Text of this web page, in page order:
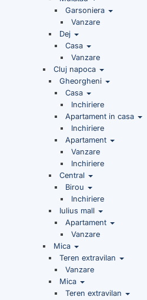
Garsoniera
Vanzare
Dej
Casa
Vanzare
Cluj napoca
Gheorgheni
Casa
Inchiriere
Apartament in casa
Inchiriere
Apartament
Vanzare
Inchiriere
Central
Birou
Inchiriere
Iulius mall
Apartament
Vanzare
Mica
Teren extravilan
Vanzare
Mica
Teren extravilan